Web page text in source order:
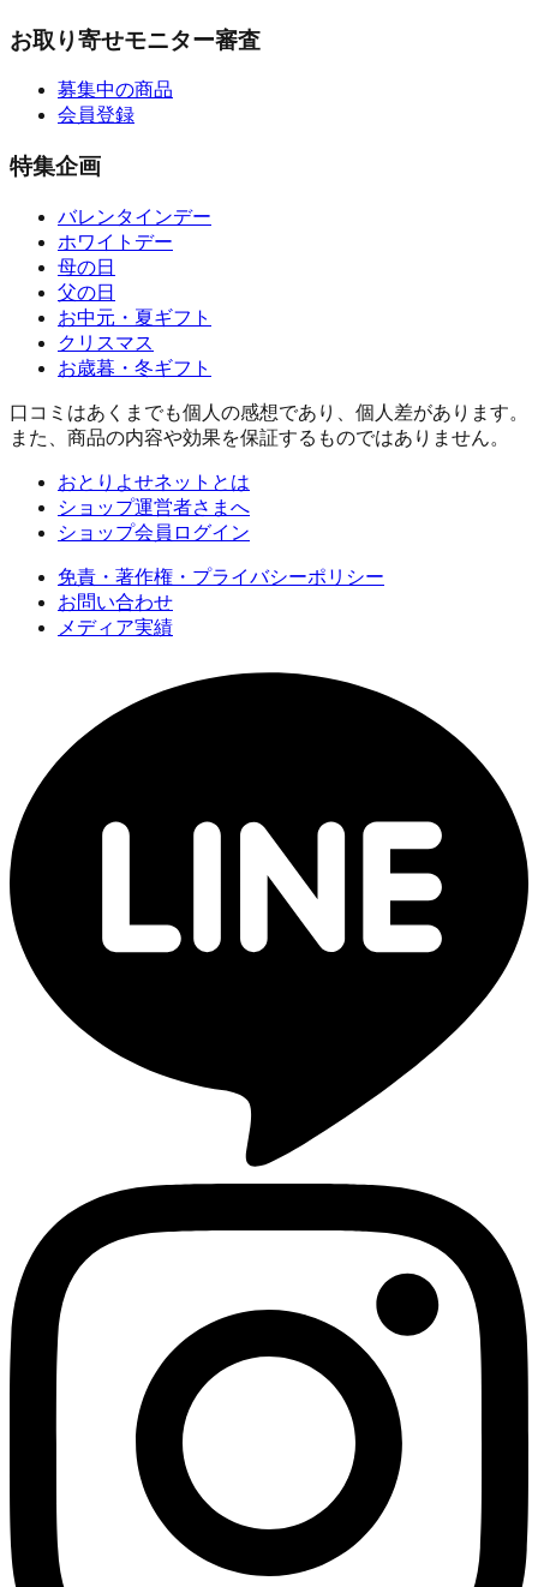
お取り寄せモニター審査
募集中の商品
会員登録
特集企画
バレンタインデー
ホワイトデー
母の日
父の日
お中元・夏ギフト
クリスマス
お歳暮・冬ギフト
口コミはあくまでも個人の感想であり、個人差があります。
また、商品の内容や効果を保証するものではありません。
おとりよせネットとは
ショップ運営者さまへ
ショップ会員ログイン
免責・著作権・プライバシーポリシー
お問い合わせ
メディア実績